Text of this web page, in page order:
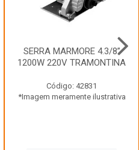
SERRA MARMORE 4.3/8”
1200W 220V TRAMONTINA
Código: 42831
*Imagem meramente ilustrativa